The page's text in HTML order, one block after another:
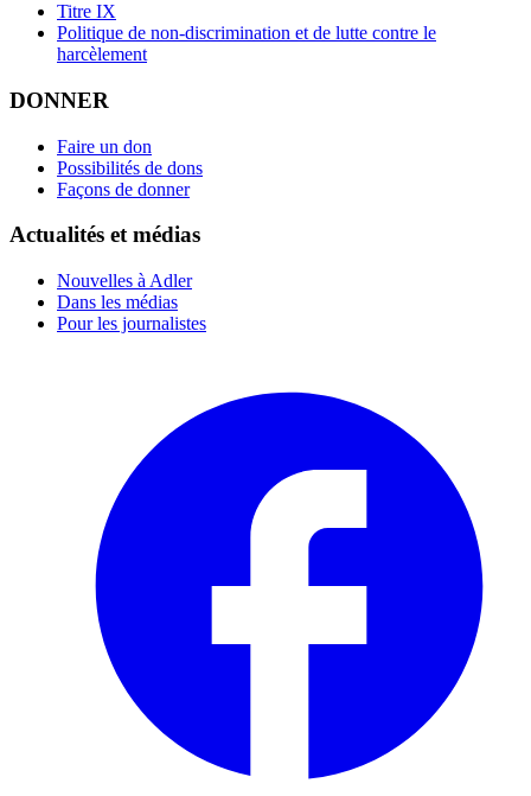
Titre IX
Politique de non-discrimination et de lutte contre le
harcèlement
DONNER
Faire un don
Possibilités de dons
Façons de donner
Actualités et médias
Nouvelles à Adler
Dans les médias
Pour les journalistes